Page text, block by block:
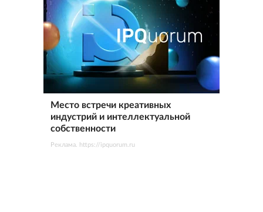
Место встречи креативных
индустрий и интеллектуальной
собственности
Реклама. https://ipquorum.ru